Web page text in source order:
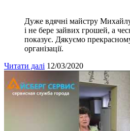
Дуже вдячні майстру
і не бере зайвих грошей, а
показує. Дякуємо
організації.
Читати далі 12/03/2020